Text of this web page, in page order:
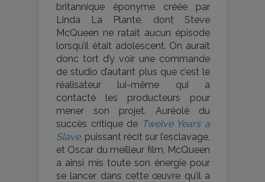
britannique éponyme créée par
Linda La Plante, dont Steve
McQueen ne ratait aucun épisode
lorsqu’il était adolescent. On aurait
donc tort d’y voir une commande
de studio d’autant plus que c’est le
réalisateur lui-même qui a
contacté les producteurs pour
mener son projet. Auréolé du
succès critique de Twelve Years a
Slave, puissant récit sur l’esclavage,
et Oscar du meilleur film, McQueen
a ainsi mis toute son énergie pour
se lancer dans cette œuvre qu’il a